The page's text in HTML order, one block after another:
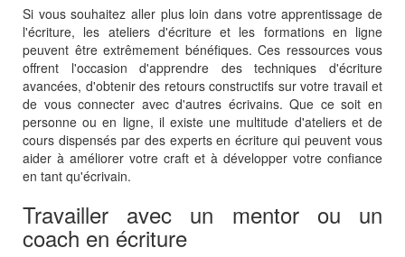
Si vous souhaitez aller plus loin dans votre apprentissage de
l'écriture, les ateliers d'écriture et les formations en ligne
peuvent être extrêmement bénéfiques. Ces ressources vous
offrent l'occasion d'apprendre des techniques d'écriture
avancées, d'obtenir des retours constructifs sur votre travail et
de vous connecter avec d'autres écrivains. Que ce soit en
personne ou en ligne, il existe une multitude d'ateliers et de
cours dispensés par des experts en écriture qui peuvent vous
aider à améliorer votre craft et à développer votre confiance
en tant qu'écrivain.
Travailler avec un mentor ou un
coach en écriture